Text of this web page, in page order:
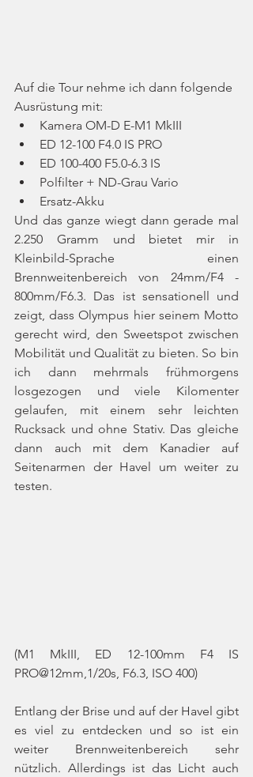
Auf die Tour nehme ich dann folgende
Ausrüstung mit:
Kamera OM-D E-M1 MkIII
ED 12-100 F4.0 IS PRO
ED 100-400 F5.0-6.3 IS
Polfilter + ND-Grau Vario
Ersatz-Akku
Und das ganze wiegt dann gerade mal
2.250 Gramm und bietet mir in
Kleinbild-Sprache einen
Brennweitenbereich von 24mm/F4 -
800mm/F6.3. Das ist sensationell und
zeigt, dass Olympus hier seinem Motto
gerecht wird, den Sweetspot zwischen
Mobilität und Qualität zu bieten. So bin
ich dann mehrmals frühmorgens
losgezogen und viele Kilomenter
gelaufen, mit einem sehr leichten
Rucksack und ohne Stativ. Das gleiche
dann auch mit dem Kanadier auf
Seitenarmen der Havel um weiter zu
testen.
(M1 MkIII, ED 12-100mm F4 IS
PRO@12mm,1/20s, F6.3, ISO 400)
Entlang der Brise und auf der Havel gibt
es viel zu entdecken und so ist ein
weiter Brennweitenbereich sehr
nützlich. Allerdings ist das Licht auch